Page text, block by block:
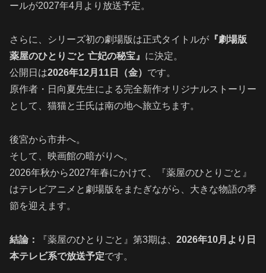
ールが2027年4月より放送予定。
さらに、シリーズ初の劇場版は正式タイトルが 『劇場版
薬屋のひとりごと 亡妃の秘宝』 に決定。
公開日は2026年12月11日（金） です。
原作者・日向夏先生による完全新作オリジナルストーリー
として、猫猫と壬氏は南の地へ旅立ちます。
後宮から市井へ。
そして、映画館の暗がりへ。
2026年秋から2027年春にかけて、『薬屋のひとりごと』
はテレビアニメと劇場版をまたぎながら、大きな物語の季
節を迎えます。
結論： 『薬屋のひとりごと』第3期は、 2026年10月より日
本テレビ系で放送予定です。